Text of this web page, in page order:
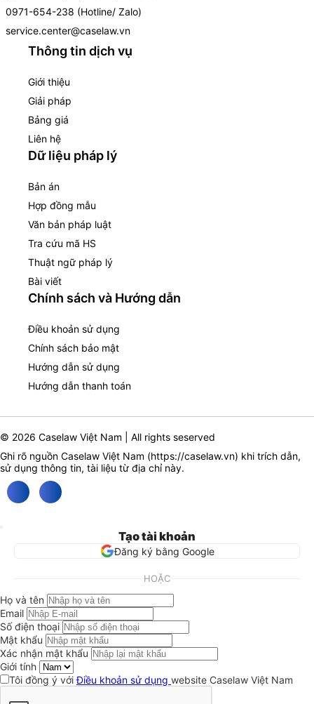
0971-654-238 (Hotline/ Zalo)
service.center@caselaw.vn
Thông tin dịch vụ
Giới thiệu
Giải pháp
Bảng giá
Liên hệ
Dữ liệu pháp lý
Bản án
Hợp đồng mẫu
Văn bản pháp luật
Tra cứu mã HS
Thuật ngữ pháp lý
Bài viết
Chính sách và Hướng dẫn
Điều khoản sử dụng
Chính sách bảo mật
Hướng dẫn sử dụng
Hướng dẫn thanh toán
© 2026 Caselaw Việt Nam | All rights seserved
Ghi rõ nguồn Caselaw Việt Nam (https://caselaw.vn) khi trích dẫn,
sử dụng thông tin, tài liệu từ địa chỉ này.
Tạo tài khoản
Đăng ký bằng Google
HOẶC
Họ và tên
Email
Số điện thoại
Mật khẩu
Xác nhận mật khẩu
Giới tính
Tôi đồng ý vớiĐiều khoản sử dụng website Caselaw Việt Nam